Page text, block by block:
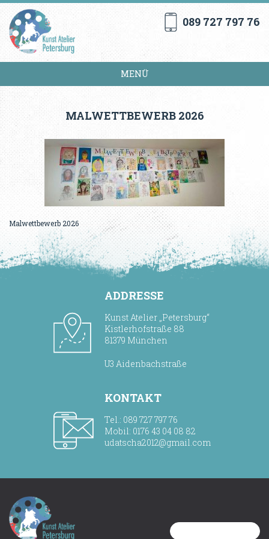
089 727 797 76
MENÜ
MALWETTBEWERB 2026
Malwettbewerb 2026
ADDRESSE
Kunst Atelier „Petersburg“
Kistlerhofstraße 88
81379 München
U3 Aidenbachstraße
KONTAKT
Tel.: 089 727 797 76
Mobil: 0176 43 04 08 82
udatscha2012@gmail.com